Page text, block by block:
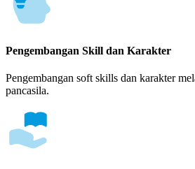
Pengembangan Skill dan Karakter
Pengembangan soft skills dan karakter
pancasila.